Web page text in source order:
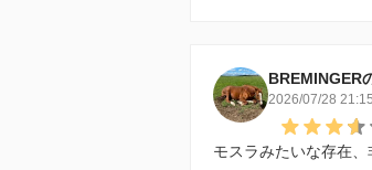
BREMINGER
2026/07/28 21:15
モスラみたいな存在、